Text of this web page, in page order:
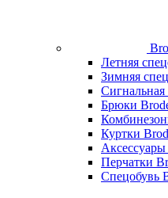
Летняя
Зимняя
Брюки
Куртки
Перчатки
Спецобувь